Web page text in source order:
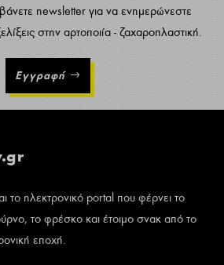
newsletter για να ενημερώνεστε
στην αρτοποιία - ζαχαροπλαστική.
Εγγραφή
το ηλεκτρονικό portal που φέρνει το
το φρέσκο και έτοιμο σνακ από το
εποχή.